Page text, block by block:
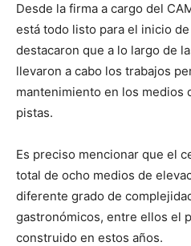
Desde la firma a cargo del
está todo listo para el inicio
destacaron que a lo largo de
llevaron a cabo los trabajos
mantenimiento en los medios
pistas.
Es preciso mencionar que el
total de ocho medios de
diferente grado de
gastronómicos, entre ellos el
construido en estos años.